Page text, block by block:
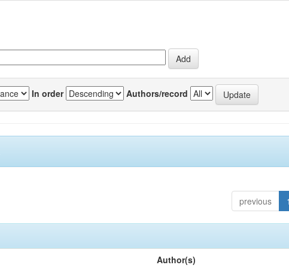
In order Authors/record
previous 1
Author(s)